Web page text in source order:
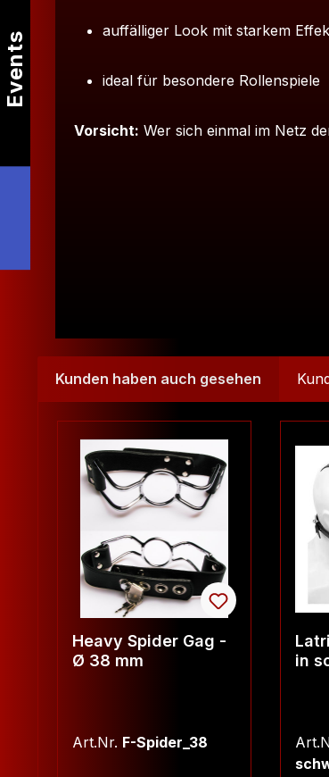
auffälliger Look mit starkem
ideal für besondere Rollenspiele
Vorsicht: Wer sich einmal im Netz
Kunden haben auch gesehen
Heavy Spider Gag -
Ø 38 mm
Art.Nr. F-Spider_38
in
Events